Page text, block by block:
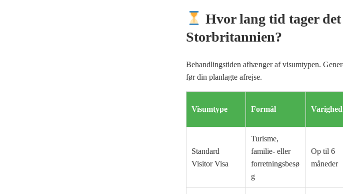
Hvor lang tid tager
Storbritannien?
Behandlingstiden afhænger af visumtypen.
før din planlagte afrejse.
Visumtype Formål Varighed
Standard
Visitor Visa
Turisme,
familie- eller
forretningsbesø
g
Op til 6
måneder